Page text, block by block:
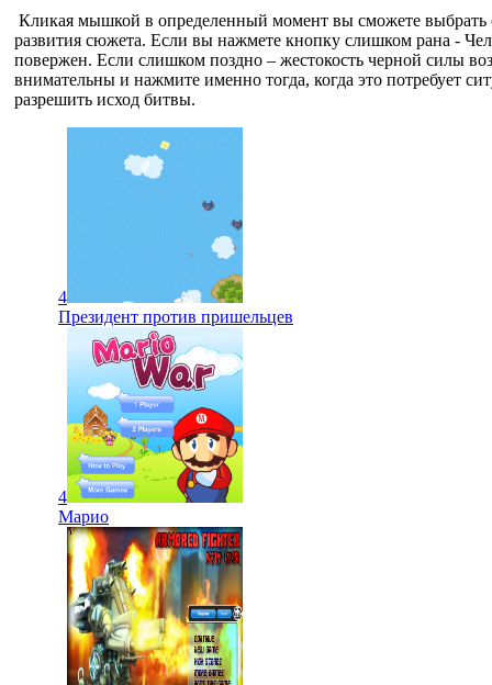
Кликая мышкой в определенный момент вы сможете выбрать
развития сюжета. Если вы нажмете кнопку слишком рана -
повержен. Если слишком поздно – жестокость черной силы
внимательны и нажмите именно тогда, когда это потребует
разрешить исход битвы.
4
Президент против пришельцев
4
Марио